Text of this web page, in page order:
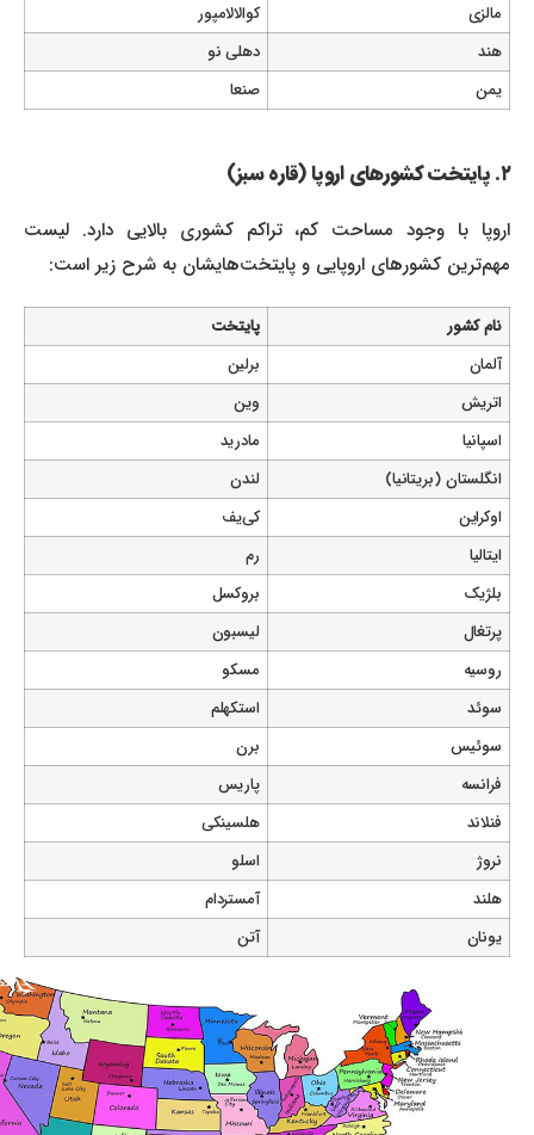
مالزی
کوالالامپور
دهلی نو
یمن
صنعا
اروپا با وجود مساحت کم، تراکم کشوری بالایی دارد. لیست
مهم‌ترین کشورهای اروپایی و پایتخت‌هایشان به شرح زیر است:
نام کشور
پایتخت
آلمان
برلین
اتریش
وین
اسپانیا
مادرید
انگلستان (بریتانیا)
لندن
اوکراین
کی‌یف
ایتالیا
بلژیک
بروکسل
پرتغال
لیسبون
روسیه
مسکو
سوئد
استکهلم
سوئیس
فرانسه
پاریس
فنلاند
هلسینکی
اسلو
هلند
آمستردام
یونان